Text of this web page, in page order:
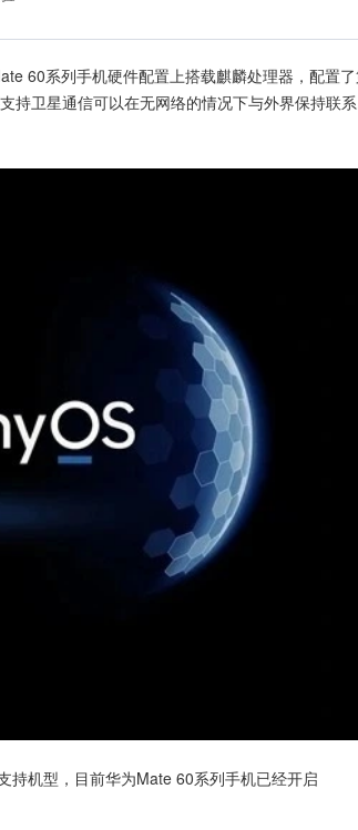
60系列手机硬件配置上搭载麒麟处理器，配置
卫星通信可以在无网络的情况下与外界保持联系
持机型，目前华为Mate 60系列手机已经开启